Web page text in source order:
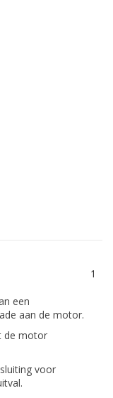
1
een
aan de motor.
de motor
voor